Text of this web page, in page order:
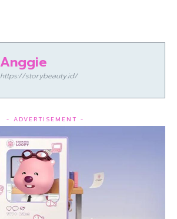
Anggie
https://storybeauty.id/
- ADVERTISEMENT -